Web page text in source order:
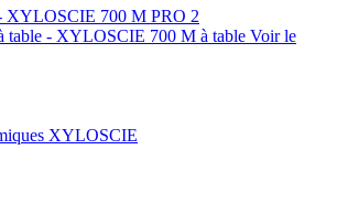
700 M PRO 2
- XYLOSCIE 700 M à table Voir le
XYLOSCIE